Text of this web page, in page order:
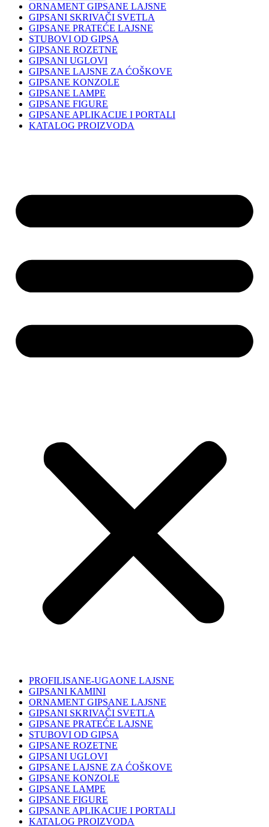
ORNAMENT GIPSANE LAJSNE
GIPSANI SKRIVAČI SVETLA
GIPSANE PRATEĆE LAJSNE
STUBOVI OD GIPSA
GIPSANE ROZETNE
GIPSANI UGLOVI
GIPSANE LAJSNE ZA ĆOŠKOVE
GIPSANE KONZOLE
GIPSANE LAMPE
GIPSANE FIGURE
GIPSANE APLIKACIJE I PORTALI
KATALOG PROIZVODA
PROFILISANE-UGAONE LAJSNE
GIPSANI KAMINI
ORNAMENT GIPSANE LAJSNE
GIPSANI SKRIVAČI SVETLA
GIPSANE PRATEĆE LAJSNE
STUBOVI OD GIPSA
GIPSANE ROZETNE
GIPSANI UGLOVI
GIPSANE LAJSNE ZA ĆOŠKOVE
GIPSANE KONZOLE
GIPSANE LAMPE
GIPSANE FIGURE
GIPSANE APLIKACIJE I PORTALI
KATALOG PROIZVODA